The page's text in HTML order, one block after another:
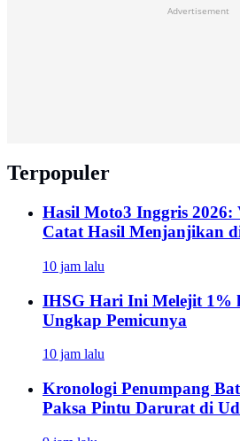
Advertisement
Terpopuler
Hasil Moto3 Inggris 2026:
Catat Hasil Menjanjikan
10 jam lalu
IHSG Hari Ini Melejit 1%
Ungkap Pemicunya
10 jam lalu
Kronologi Penumpang
Paksa Pintu Darurat di